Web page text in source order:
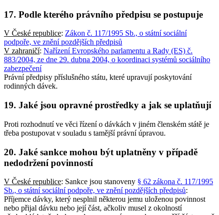
17. Podle kterého právního předpisu se postupuje
V České republice: Zákon č. 117/1995 Sb., o státní sociální
podpoře, ve znění pozdějších předpisů
V zahraničí: Nařízení Evropského parlamentu a Rady (ES) č.
883/2004, ze dne 29. dubna 2004, o koordinaci systémů sociálního
zabezpečení
Právní předpisy příslušného státu, které upravují poskytování
rodinných dávek.
19. Jaké jsou opravné prostředky a jak se uplatňují
Proti rozhodnutí ve věci řízení o dávkách v jiném členském státě je
třeba postupovat v souladu s tamější právní úpravou.
20. Jaké sankce mohou být uplatněny v případě
nedodržení povinností
V České republice: Sankce jsou stanoveny § 62 zákona č. 117/1995
Sb., o státní sociální podpoře, ve znění pozdějších předpisů:
Příjemce dávky, který nesplnil některou jemu uloženou povinnost
nebo přijal dávku nebo její část, ačkoliv musel z okolností